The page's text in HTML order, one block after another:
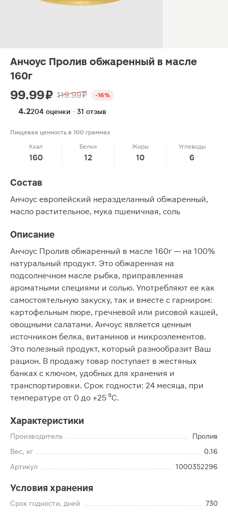
Анчоус Пролив обжаренный в масле
160г
99.99 ₽ 119.99 ₽ -16%
4.2204 оценки · 31 отзыв
Пищевая ценность в 100 граммах
Ккал
160
Белки
12
Жиры
10
Углеводы
6
Состав
Анчоус европейский неразделанный обжаренный,
масло растительное, мука пшеничная, соль
Описание
Анчоус Пролив обжаренный в масле 160г — на 100%
натуральный продукт. Это обжаренная на
подсолнечном масле рыбка, приправленная
ароматными специями и солью. Употребляют ее как
самостоятельную закуску, так и вместе с гарниром:
картофельным пюре, гречневой или рисовой кашей,
овощными салатами. Анчоус является ценным
источником белка, витаминов и микроэлементов.
Это полезный продукт, который разнообразит Ваш
рацион. В продажу товар поступает в жестяных
банках с ключом, удобных для хранения и
транспортировки. Срок годности: 24 месяца, при
температуре от 0 до +25 ⁰С.
Характеристики
Производитель
Пролив
Вес, кг
0.16
Артикул
1000352296
Условия хранения
Срок годности, дней 730